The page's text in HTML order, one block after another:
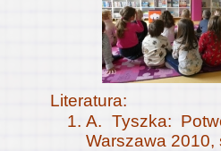
Literatura:
A. Tyszka:
Warszawa 2010,